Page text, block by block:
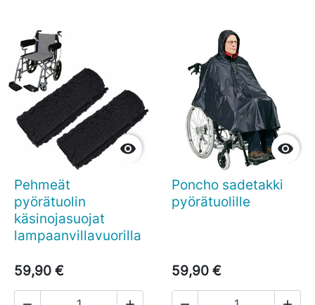

Pehmeät
pyörätuolin
käsinojasuojat
lampaanvillavuorilla
59,90 €

Poncho sadetakki
pyörätuolille
59,90 €